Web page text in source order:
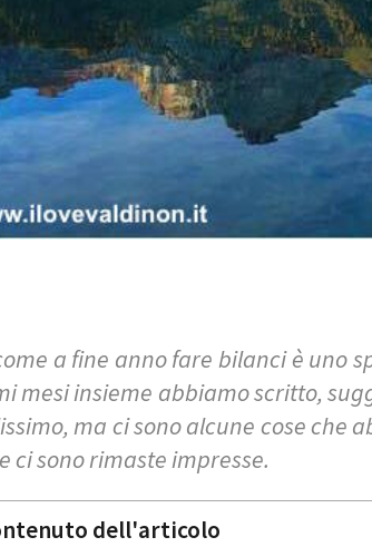
a fine anno fare bilanci è uno
mesi insieme abbiamo scritto,
ma ci sono alcune cose che
ci sono rimaste impresse.
dell'articolo